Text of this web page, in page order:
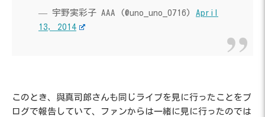
— 宇野実彩子 AAA (@uno_uno_0716) April
13, 2014
このとき、與真司郎さんも同じライブを見に行ったことをブ
ログで報告していて、ファンからは一緒に見に行ったのでは